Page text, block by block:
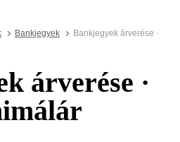
Bankjegyek
Bankjegyek árverése ·
árverése ·